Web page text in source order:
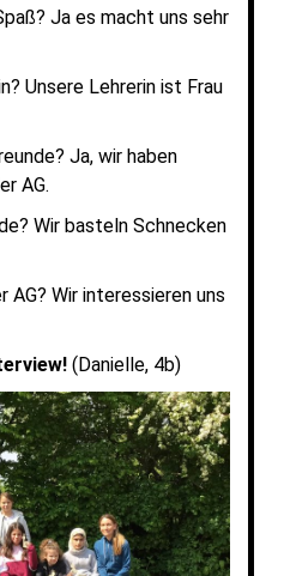
Ja es macht uns sehr
Unsere Lehrerin ist Frau
Ja, wir haben
AG.
Wir basteln Schnecken
AG? Wir interessieren uns
(Danielle, 4b)